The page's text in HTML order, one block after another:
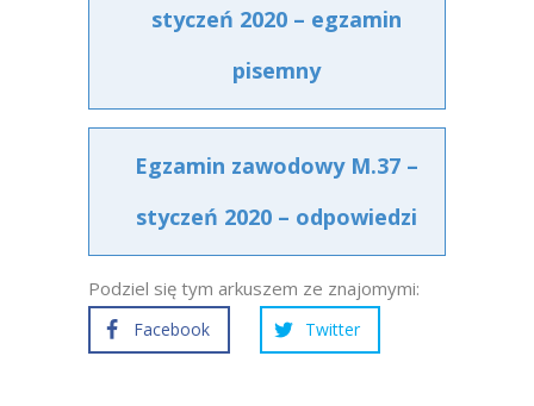
styczeń 2020 – egzamin
pisemny
Egzamin zawodowy M.37 –
styczeń 2020 – odpowiedzi
Podziel się tym arkuszem ze znajomymi:
Facebook Twitter